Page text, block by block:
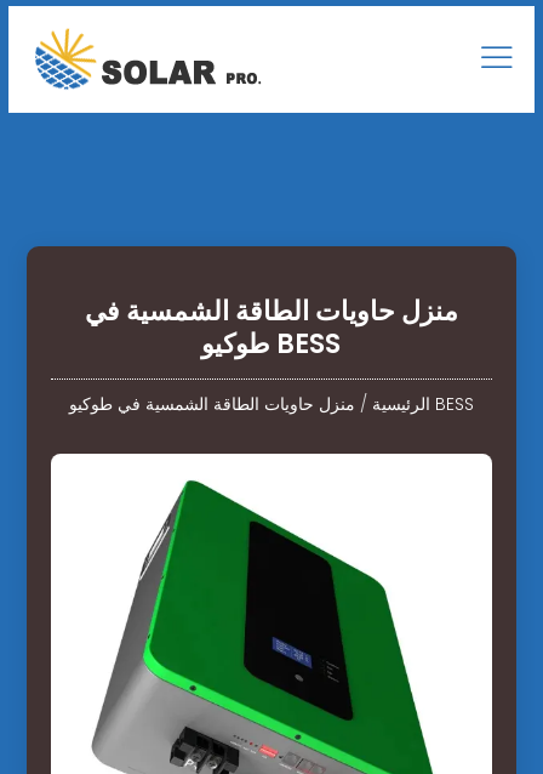
منزل حاويات الطاقة الشمسية في
طوكيو BESS
الرئيسية / منزل حاويات الطاقة الشمسية في طوكيو BESS